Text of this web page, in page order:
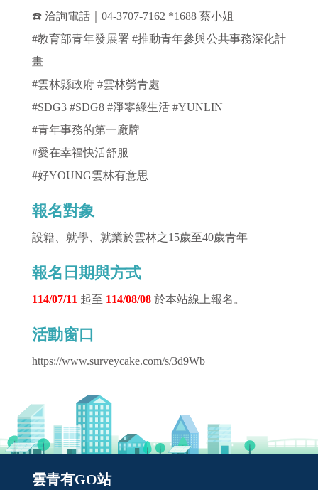
☎️ 洽詢電話｜04-3707-7162 *1688 蔡小姐
#教育部青年發展署 #推動青年參與公共事務深化計
畫
#雲林縣政府 #雲林勞青處
#SDG3 #SDG8 #淨零綠生活 #YUNLIN
#青年事務的第一廠牌
#愛在幸福快活舒服
#好YOUNG雲林有意思
報名對象
設籍、就學、就業於雲林之15歲至40歲青年
報名日期與方式
114/07/11 起至 114/08/08於本站線上報名。
活動窗口
https://www.surveycake.com/s/3d9Wb
雲青有GO站